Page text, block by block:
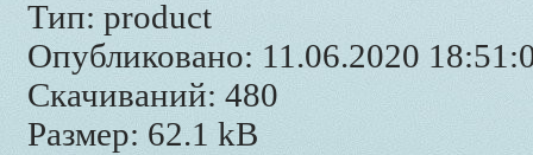
Тип: product
Опубликовано: 11.06.2020
Скачиваний: 480
Размер: 62.1 kB